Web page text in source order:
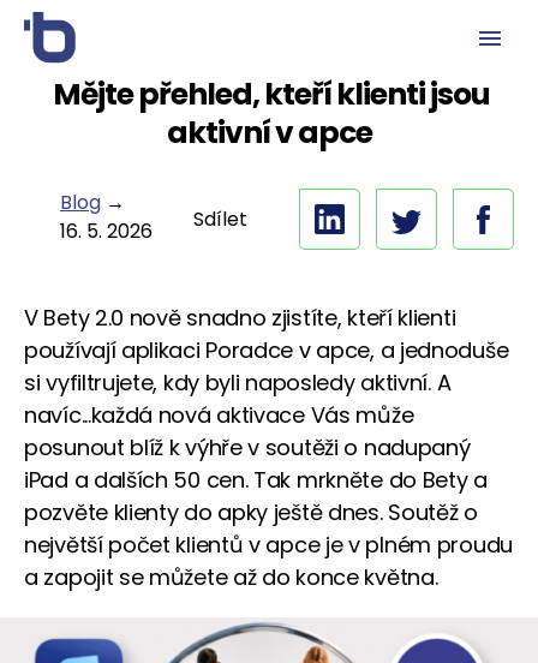
Mějte přehled, kteří klienti jsou
aktivní v apce
Blog →
16. 5. 2026
Sdílet
V Bety 2.0 nově snadno zjistíte, kteří klienti
používají aplikaci Poradce v apce, a jednoduše
si vyfiltrujete, kdy byli naposledy aktivní. A
navíc...každá nová aktivace Vás může
posunout blíž k výhře v soutěži o nadupaný
iPad a dalších 50 cen. Tak mrkněte do Bety a
pozvěte klienty do apky ještě dnes. Soutěž o
největší počet klientů v apce je v plném proudu
a zapojit se můžete až do konce května.